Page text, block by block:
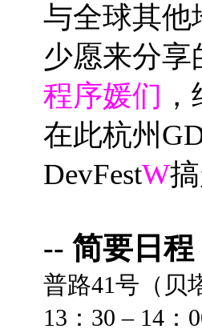
与全球其他
少愿来分享
程序媛们
在此杭州
DevFestW
-- 简要日程
普路41号（贝
13：30 – 14